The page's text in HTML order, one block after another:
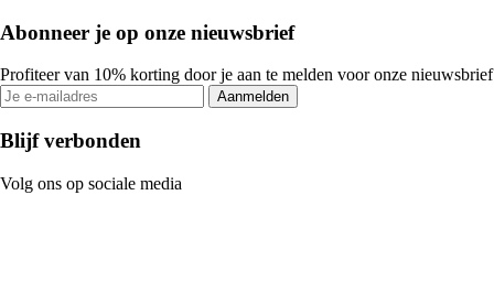
Abonneer je op onze nieuwsbrief
Profiteer van 10% korting door je aan te melden voor onze nieuwsbrief
Aanmelden
Blijf verbonden
Volg ons op sociale media